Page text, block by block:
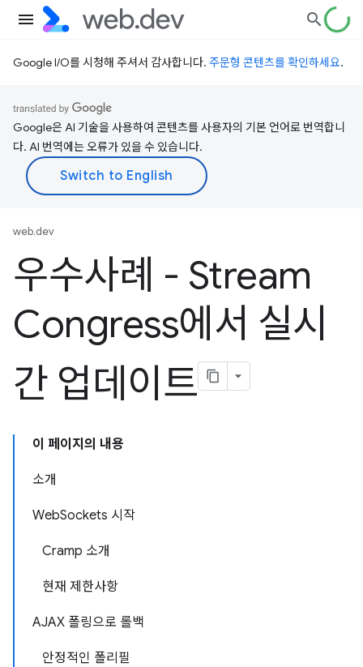
Google I/O를 시청해 주셔서 감사합니다. 주문형 콘텐츠를 확인하세요.
Google은 AI 기술을 사용하여 콘텐츠를 사용자의 기본 언어로 번역합니
다. AI 번역에는 오류가 있을 수 있습니다.
web.dev
우수사례 - Stream
Congress에서 실시
간 업데이트
이 페이지의 내용
소개
WebSockets 시작
Cramp 소개
현재 제한사항
AJAX 폴링으로 롤백
안정적인 폴리필